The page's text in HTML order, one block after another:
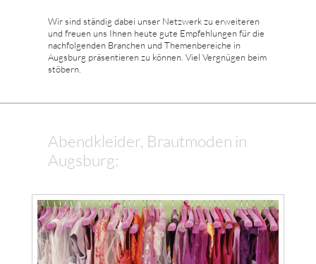
Wir sind ständig dabei unser Netzwerk zu erweiteren
und freuen uns Ihnen heute gute Empfehlungen für die
nachfolgenden Branchen und Themenbereiche in
Augsburg präsentieren zu können. Viel Vergnügen beim
stöbern.
Abendkleider, Brautmoden in
Augsburg: